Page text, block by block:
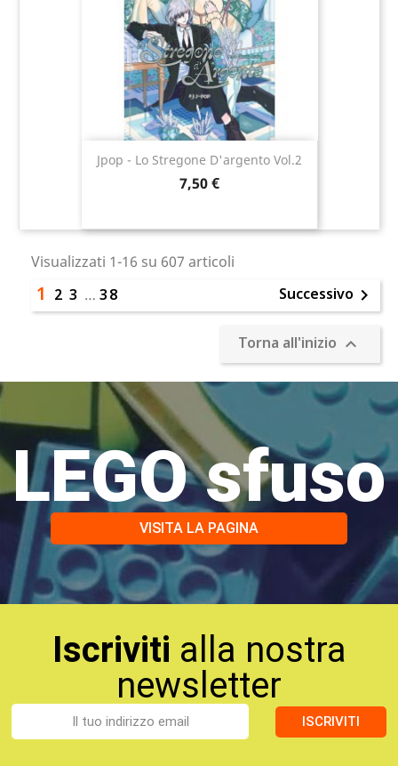
Jpop - Lo Stregone D'argento Vol.2
7,50 €
Visualizzati 1-16 su 607 articoli
1 2 3 … 38 Successivo 
Torna all'inizio 
LEGO sfuso
VISITA LA PAGINA
Iscriviti alla nostra
newsletter
ISCRIVITI